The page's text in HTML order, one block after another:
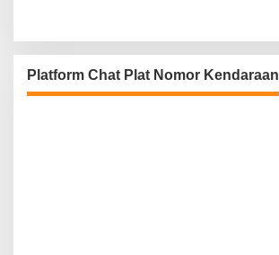
Platform Chat Plat Nomor Kendaraan